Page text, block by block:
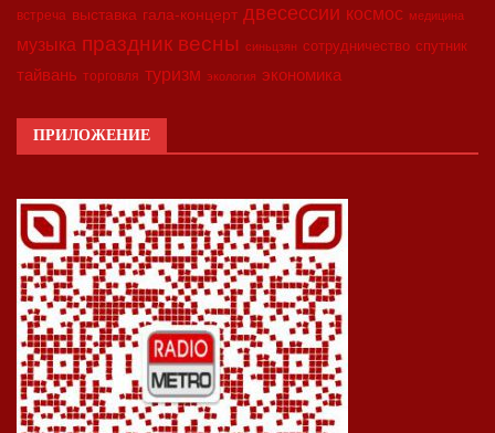
встреча выставка гала-концерт двесессии космос медицина
музыка праздник весны синьцзян сотрудничество спутник
тайвань торговля туризм экология экономика
ПРИЛОЖЕНИЕ